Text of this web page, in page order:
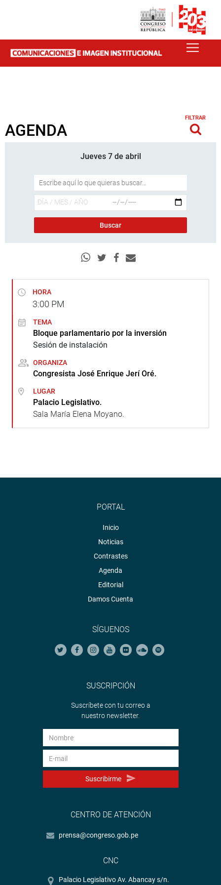
AGENDA
FILTRAR
Jueves 7 de abril
HORA
3:00 PM
TEMA
Bloque parlamentario por la inversión
Sesión de instalación
ORGANIZA
Congresista José Enrique Jerí Oré.
LUGAR
Palacio Legislativo.
Sala María Elena Moyano.
PORTAL
Inicio
Noticias
Contrastes
Agenda
Editorial
Damos Cuenta
SÍGUENOS
SUSCRIPCIÓN
Suscríbete con tu correo a
nuestro newsletter.
Suscribirme
CENTRO DE ATENCIÓN
prensa@congreso.gob.pe
CNC
Palacio Legislativo Av. Abancay s/n.